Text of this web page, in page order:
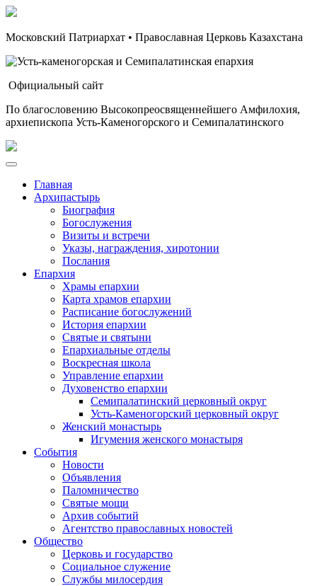
Московский Патриархат • Православная Церковь Казахстана
Официальный сайт
По благословению Высокопреосвященнейшего Амфилохия,
архиепископа Усть-Каменогорского и Семипалатинского
Главная
Архипастырь
Биография
Богослужения
Визиты и встречи
Указы, награждения, хиротонии
Послания
Епархия
Храмы епархии
Карта храмов епархии
Расписание богослужений
История епархии
Святые и святыни
Епархиальные отделы
Воскресная школа
Управление епархии
Духовенство епархии
Семипалатинский церковный округ
Усть-Каменогорский церковный округ
Женский монастырь
Игумения женского монастыря
События
Новости
Объявления
Паломничество
Святые мощи
Архив событий
Агентство православных новостей
Общество
Церковь и государство
Социальное служение
Службы милосердия